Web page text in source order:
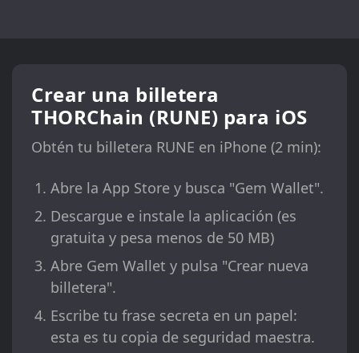
Crear una billetera
THORChain (RUNE) para iOS
Obtén tu billetera RUNE en iPhone (2 min):
Abre la App Store y busca "Gem Wallet".
Descargue e instale la aplicación (es
gratuita y pesa menos de 50 MB)
Abre Gem Wallet y pulsa "Crear nueva
billetera".
Escribe tu frase secreta en un papel:
esta es tu copia de seguridad maestra.